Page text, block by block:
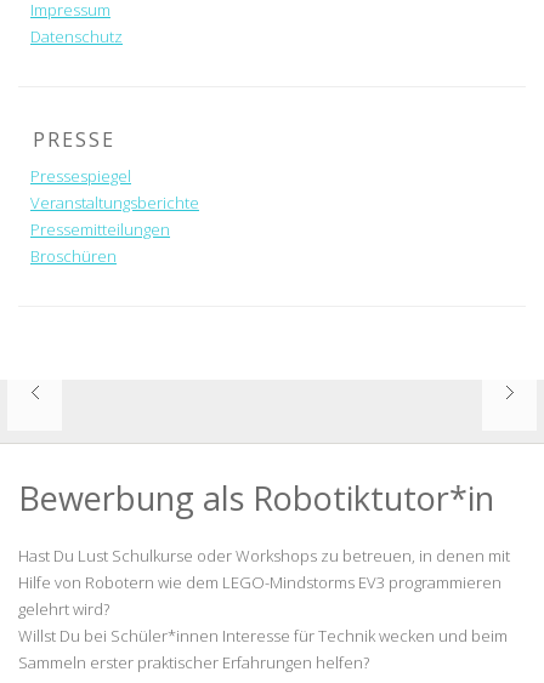
Impressum
Datenschutz
PRESSE
Pressespiegel
Veranstaltungsberichte
Pressemitteilungen
Broschüren
Bewerbung als Robotiktutor*in
Hast Du Lust Schulkurse oder Workshops zu betreuen, in denen mit
Hilfe von Robotern wie dem LEGO-Mindstorms EV3 programmieren
gelehrt wird?
Willst Du bei Schüler*innen Interesse für Technik wecken und beim
Sammeln erster praktischer Erfahrungen helfen?